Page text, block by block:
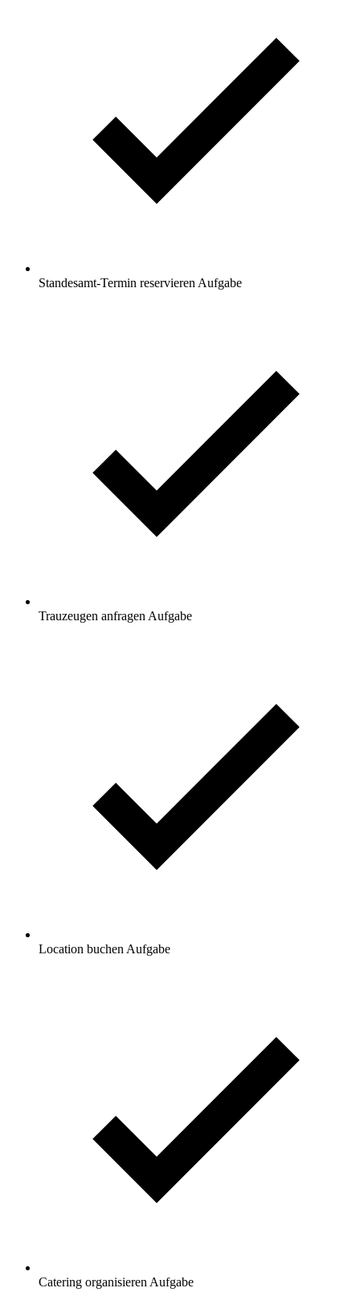
Standesamt-Termin reservieren Aufgabe
Trauzeugen anfragen Aufgabe
Location buchen Aufgabe
Catering organisieren Aufgabe